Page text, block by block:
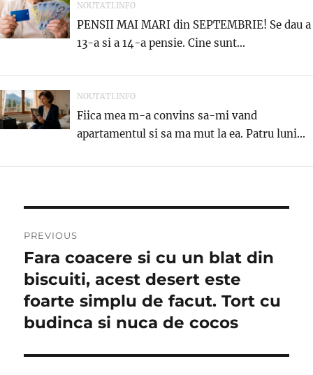
NOUTATI.INFO
PENSII MAI MARI din SEPTEMBRIE! Se dau a
13-a si a 14-a pensie. Cine sunt...
NOUTATI.INFO
Fiica mea m-a convins sa-mi vand
apartamentul si sa ma mut la ea. Patru luni...
navigation
PREVIOUS
Previous
post:
Fara coacere si cu un blat din
biscuiti, acest desert este
foarte simplu de facut. Tort cu
budinca si nuca de cocos